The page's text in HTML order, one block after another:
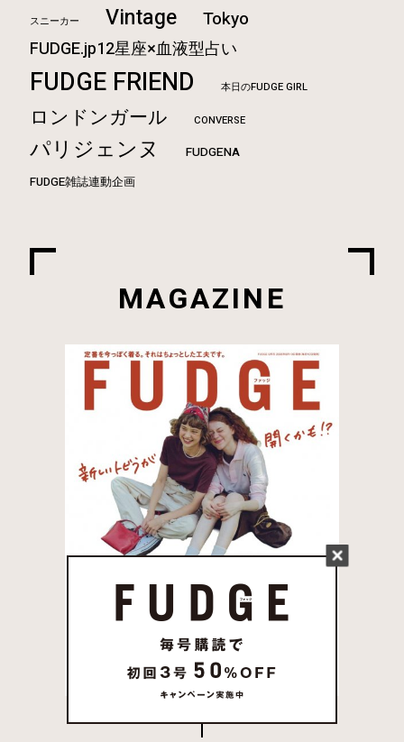
スニーカー Vintage Tokyo
FUDGE.jp12星座×血液型占い
FUDGE FRIEND 本日のFUDGE GIRL
ロンドンガール CONVERSE
パリジェンヌ FUDGENA
FUDGE雑誌連動企画
MAGAZINE